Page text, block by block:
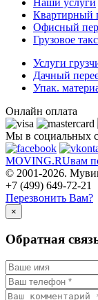
Наши услуги
Квартирный
Офисный
Грузовое
Услуги
Дачный
Упак.
Онлайн оплата
Мы в социальных
MOVING.RUвам
© 2001-2026.
+7 (499) 649-72-21
Перезвонить Вам?
×
Обратная